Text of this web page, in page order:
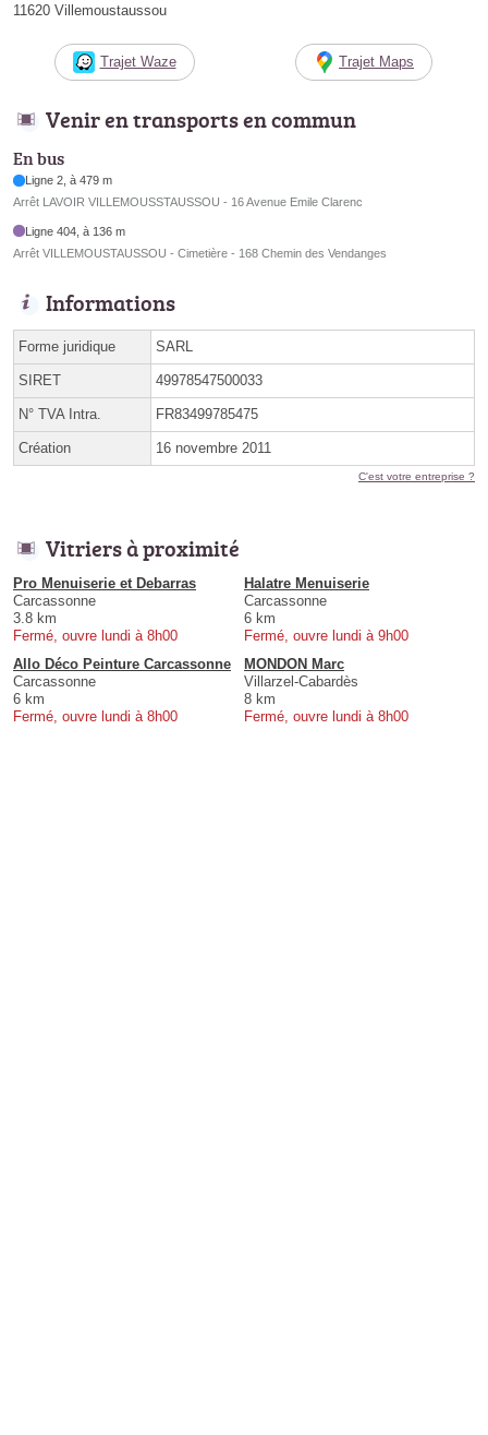
11620 Villemoustaussou
Trajet Waze Trajet Maps
Venir en transports en commun
En bus
Ligne 2, à 479 m
Arrêt LAVOIR VILLEMOUSSTAUSSOU - 16 Avenue Emile Clarenc
Ligne 404, à 136 m
Arrêt VILLEMOUSTAUSSOU - Cimetière - 168 Chemin des Vendanges
Informations
Forme juridique SARL
SIRET 49978547500033
N° TVA Intra. FR83499785475
Création 16 novembre 2011
C'est votre entreprise ?
Vitriers à proximité
Pro Menuiserie et Debarras
Carcassonne
3.8 km
Fermé, ouvre lundi à 8h00
Halatre Menuiserie
Carcassonne
6 km
Fermé, ouvre lundi à 9h00
Allo Déco Peinture Carcassonne
Carcassonne
6 km
Fermé, ouvre lundi à 8h00
MONDON Marc
Villarzel-Cabardès
8 km
Fermé, ouvre lundi à 8h00